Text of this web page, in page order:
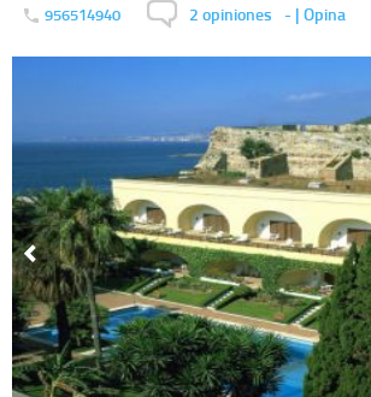
956514940 2 opiniones - | Opina